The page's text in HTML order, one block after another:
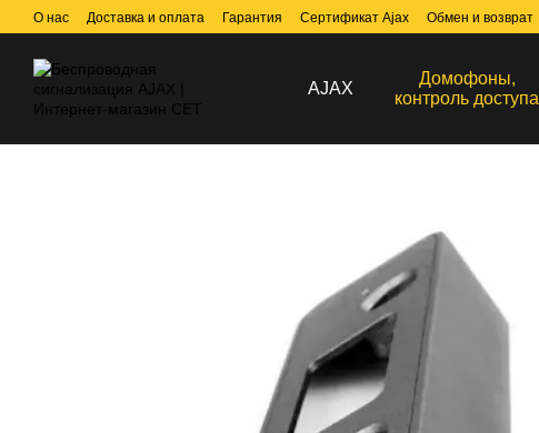
Перейти к основному контенту
О нас Доставка и оплата Гарантия Сертификат Ajax Обмен и возврат
AJAX
Домофоны,
контроль доступа